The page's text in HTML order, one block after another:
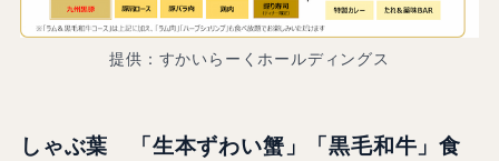
提供：すかいらーくホールディングス
しゃぶ葉 「生本ずわい蟹」「黒毛和牛」食